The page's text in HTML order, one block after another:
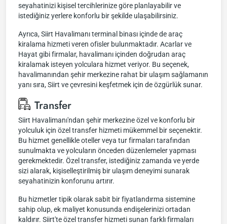
seyahatinizi kişisel tercihlerinize göre planlayabilir ve
istediğiniz yerlere konforlu bir şekilde ulaşabilirsiniz.
Ayrıca, Siirt Havalimanı terminal binası içinde de araç
kiralama hizmeti veren ofisler bulunmaktadır. Acarlar ve
Hayat gibi firmalar, havalimanı içinden doğrudan araç
kiralamak isteyen yolculara hizmet veriyor. Bu seçenek,
havalimanından şehir merkezine rahat bir ulaşım sağlamanın
yanı sıra, Siirt ve çevresini keşfetmek için de özgürlük sunar.
Transfer
Siirt Havalimanı'ndan şehir merkezine özel ve konforlu bir
yolculuk için özel transfer hizmeti mükemmel bir seçenektir.
Bu hizmet genellikle oteller veya tur firmaları tarafından
sunulmakta ve yolcuların önceden düzenlemeler yapması
gerekmektedir. Özel transfer, istediğiniz zamanda ve yerde
sizi alarak, kişiselleştirilmiş bir ulaşım deneyimi sunarak
seyahatinizin konforunu artırır.
Bu hizmetler tipik olarak sabit bir fiyatlandırma sistemine
sahip olup, ek maliyet konusunda endişelerinizi ortadan
kaldırır. Siirt'te özel transfer hizmeti sunan farklı firmaları